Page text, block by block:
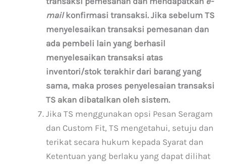
mailkonfirmasi transaksi. Jika sebelum TS
menyelesaikan transaksi pemesanan dan
ada pembeli lain yang berhasil
menyelesaikan transaksi atas
inventori/stok terakhir dari barang yang
sama, maka proses penyelesaian transaksi
TS akan dibatalkan oleh sistem.
Jika TS menggunakan opsi Pesan Seragam
dan Custom Fit, TS mengetahui, setuju dan
terikat secara hukum kepada Syarat dan
Ketentuan yang berlaku yang dapat dilihat